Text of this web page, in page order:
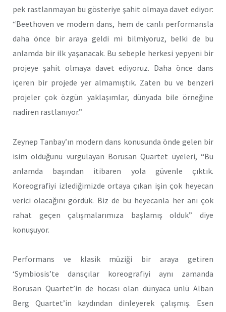
pek rastlanmayan bu gösteriye şahit olmaya davet ediyor:
“Beethoven ve modern dans, hem de canlı performansla
daha önce bir araya geldi mi bilmiyoruz, belki de bu
anlamda bir ilk yaşanacak. Bu sebeple herkesi yepyeni bir
projeye şahit olmaya davet ediyoruz. Daha önce dans
içeren bir projede yer almamıştık. Zaten bu ve benzeri
projeler çok özgün yaklaşımlar, dünyada bile örneğine
nadiren rastlanıyor.”
Zeynep Tanbay’ın modern dans konusunda önde gelen bir
isim olduğunu vurgulayan Borusan Quartet üyeleri, “Bu
anlamda başından itibaren yola güvenle çıktık.
Koreografiyi izlediğimizde ortaya çıkan işin çok heyecan
verici olacağını gördük. Biz de bu heyecanla her anı çok
rahat geçen çalışmalarımıza başlamış olduk” diye
konuşuyor.
Performans ve klasik müziği bir araya getiren
‘Symbiosis’te dansçılar koreografiyi aynı zamanda
Borusan Quartet’in de hocası olan dünyaca ünlü Alban
Berg Quartet’in kaydından dinleyerek çalışmış. Esen